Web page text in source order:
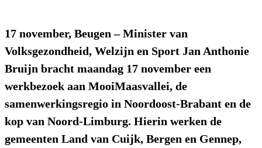
17 november, Beugen – Minister van
Volksgezondheid, Welzijn en Sport Jan Anthonie
Bruijn bracht maandag 17 november een
werkbezoek aan MooiMaasvallei, de
samenwerkingsregio in Noordoost-Brabant en de
kop van Noord-Limburg. Hierin werken de
gemeenten Land van Cuijk, Bergen en Gennep,